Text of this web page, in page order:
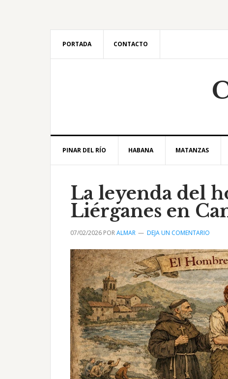
PORTADA CONTACTO
PINAR DEL RÍO HABANA MATANZAS
La leyenda del
Liérganes en
07/02/2026 PORALMAR DEJA UN COMENTARIO